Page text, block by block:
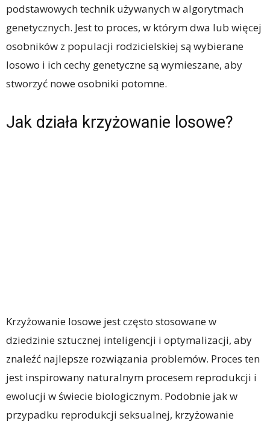
podstawowych technik używanych w algorytmach
genetycznych. Jest to proces, w którym dwa lub więcej
osobników z populacji rodzicielskiej są wybierane
losowo i ich cechy genetyczne są wymieszane, aby
stworzyć nowe osobniki potomne.
Jak działa krzyżowanie losowe?
Krzyżowanie losowe jest często stosowane w
dziedzinie sztucznej inteligencji i optymalizacji, aby
znaleźć najlepsze rozwiązania problemów. Proces ten
jest inspirowany naturalnym procesem reprodukcji i
ewolucji w świecie biologicznym. Podobnie jak w
przypadku reprodukcji seksualnej, krzyżowanie